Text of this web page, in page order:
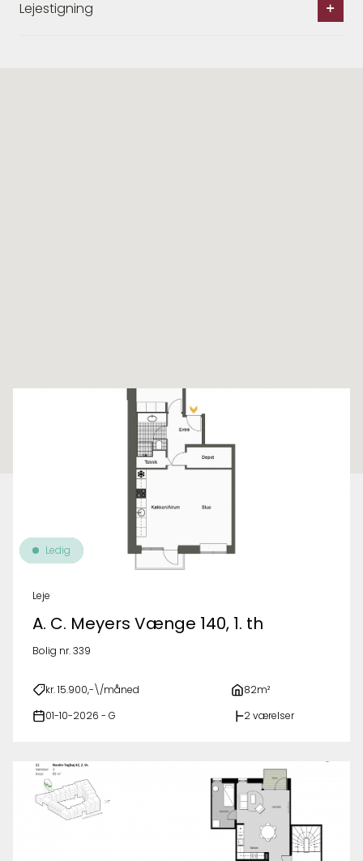
Lejestigning
Ledig
Leje
A. C. Meyers Vænge 140, 1. th
Bolig nr. 339
kr. 15.900,-\/måned 82m²
01-10-2026 - G 2 værelser